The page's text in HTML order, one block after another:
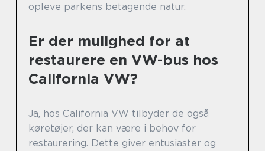
opleve parkens betagende natur.
Er der mulighed for at
restaurere en VW-bus hos
California VW?
Ja, hos California VW tilbyder de også
køretøjer, der kan være i behov for
restaurering. Dette giver entusiaster og